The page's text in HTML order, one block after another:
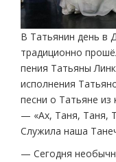
В Татьянин день в
традиционно
пения Татьяны
исполнения
песни о Татьяне
— «Ах, Таня, Таня,
Служила наша
— Сегодня